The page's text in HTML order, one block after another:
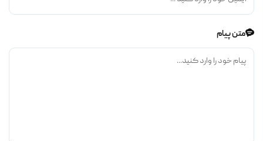
متن پیام